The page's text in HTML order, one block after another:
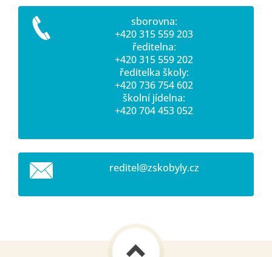
sborovna:
+420 315 559 203
ředitelna:
+420 315 559 202
ředitelka školy:
+420 736 754 602
školní jídelna:
+420 704 453 052
reditel@zskobyly.cz